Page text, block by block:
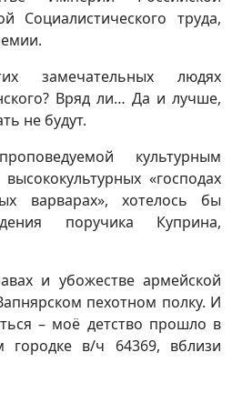
Социалистического труда,
замечательных людях
Вряд ли… Да и лучше,
не будут.
культурным
«господах
варварах», хотелось бы
поручика Куприна,
и убожестве армейской
пехотном полку. И
– моё детство прошло в
городке в/ч 64369, вблизи